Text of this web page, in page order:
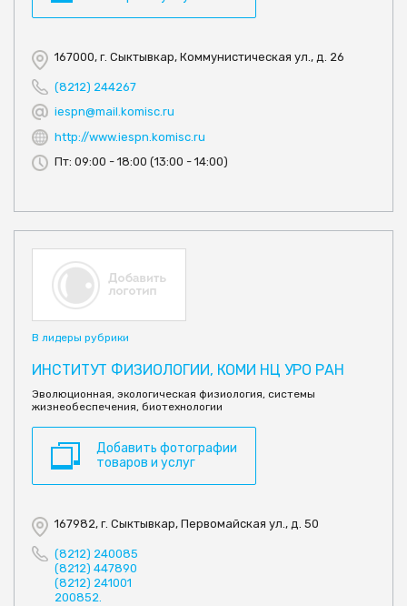
167000, г. Сыктывкар, Коммунистическая ул., д. 26
(8212) 244267
iespn@mail.komisc.ru
http://www.iespn.komisc.ru
Пт: 09:00 - 18:00 (13:00 - 14:00)
В лидеры рубрики
ИНСТИТУТ ФИЗИОЛОГИИ, КОМИ НЦ УРО РАН
Эволюционная, экологическая физиология, системы
жизнеобеспечения, биотехнологии
Добавить фотографии
товаров и услуг
167982, г. Сыктывкар, Первомайская ул., д. 50
(8212) 240085
(8212) 447890
(8212) 241001
200852.